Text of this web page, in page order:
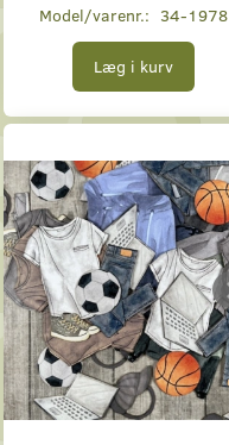
Model/varenr.: 34-1978
Læg i kurv